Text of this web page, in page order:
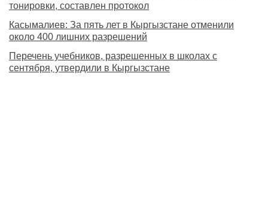
тонировки, составлен протокол
Касымалиев: За пять лет в Кыргызстане отменили
около 400 лишних разрешений
Перечень учебников, разрешенных в школах с
сентября, утвердили в Кыргызстане